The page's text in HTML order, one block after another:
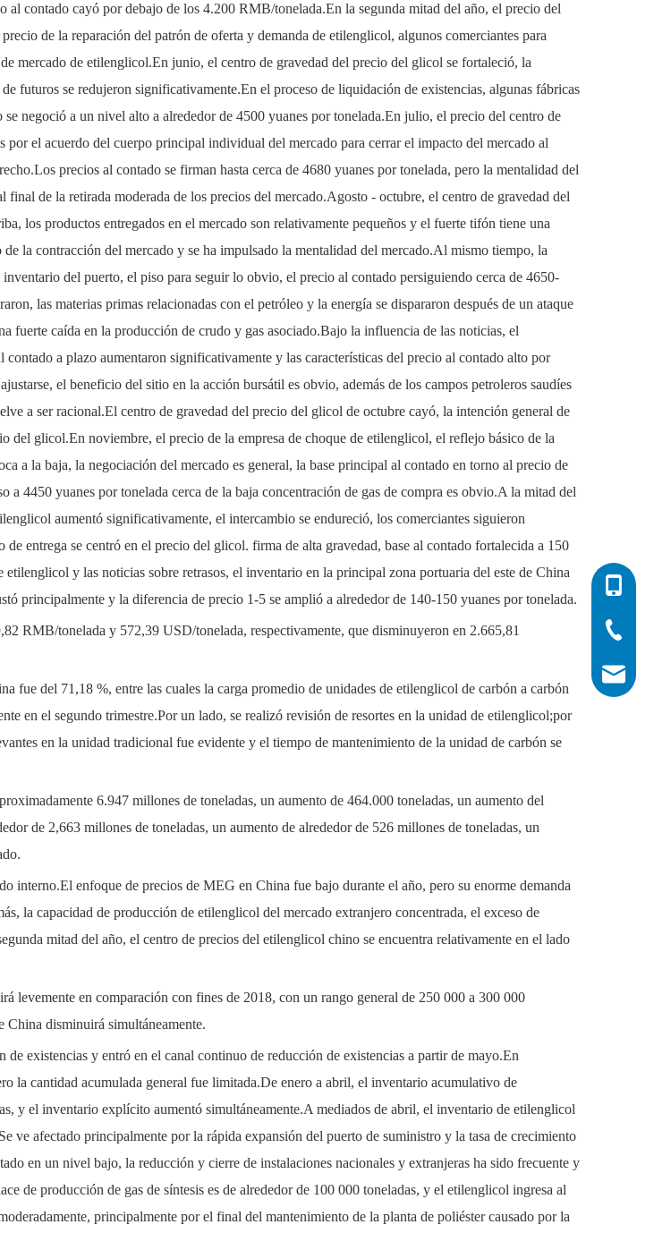
contado cayó por debajo de los 4.200 RMB/tonelada.En la segunda mitad del año, el precio del
de la reparación del patrón de oferta y demanda de etilenglicol, algunos comerciantes para
mercado de etilenglicol.En junio, el centro de gravedad del precio del glicol se fortaleció, la
futuros se redujeron significativamente.En el proceso de liquidación de existencias, algunas fábricas
negoció a un nivel alto a alrededor de 4500 yuanes por tonelada.En julio, el precio del centro de
el acuerdo del cuerpo principal individual del mercado para cerrar el impacto del mercado al
precios al contado se firman hasta cerca de 4680 yuanes por tonelada, pero la mentalidad del
de la retirada moderada de los precios del mercado.Agosto - octubre, el centro de gravedad del
los productos entregados en el mercado son relativamente pequeños y el fuerte tifón tiene una
la contracción del mercado y se ha impulsado la mentalidad del mercado.Al mismo tiempo, la
del puerto, el piso para seguir lo obvio, el precio al contado persiguiendo cerca de 4650-
las materias primas relacionadas con el petróleo y la energía se dispararon después de un ataque
caída en la producción de crudo y gas asociado.Bajo la influencia de las noticias, el
a plazo aumentaron significativamente y las características del precio al contado alto por
el beneficio del sitio en la acción bursátil es obvio, además de los campos petroleros saudíes
a ser racional.El centro de gravedad del precio del glicol de octubre cayó, la intención general de
del glicol.En noviembre, el precio de la empresa de choque de etilenglicol, el reflejo básico de la
a la baja, la negociación del mercado es general, la base principal al contado en torno al precio de
4450 yuanes por tonelada cerca de la baja concentración de gas de compra es obvio.A la mitad del
aumentó significativamente, el intercambio se endureció, los comerciantes siguieron
entrega se centró en el precio del glicol. firma de alta gravedad, base al contado fortalecida a 150
y las noticias sobre retrasos, el inventario en la principal zona portuaria del este de China
principalmente y la diferencia de precio 1-5 se amplió a alrededor de 140-150 yuanes por tonelada.
RMB/tonelada y 572,39 USD/tonelada, respectivamente, que disminuyeron en 2.665,81
fue del 71,18 %, entre las cuales la carga promedio de unidades de etilenglicol de carbón a carbón
en el segundo trimestre.Por un lado, se realizó revisión de resortes en la unidad de etilenglicol;por
en la unidad tradicional fue evidente y el tiempo de mantenimiento de la unidad de carbón se
6.947 millones de toneladas, un aumento de 464.000 toneladas, un aumento del
de 2,663 millones de toneladas, un aumento de alrededor de 526 millones de toneladas, un
interno.El enfoque de precios de MEG en China fue bajo durante el año, pero su enorme demanda
la capacidad de producción de etilenglicol del mercado extranjero concentrada, el exceso de
mitad del año, el centro de precios del etilenglicol chino se encuentra relativamente en el lado
levemente en comparación con fines de 2018, con un rango general de 250 000 a 300 000
China disminuirá simultáneamente.
existencias y entró en el canal continuo de reducción de existencias a partir de mayo.En
la cantidad acumulada general fue limitada.De enero a abril, el inventario acumulativo de
y el inventario explícito aumentó simultáneamente.A mediados de abril, el inventario de etilenglicol
ve afectado principalmente por la rápida expansión del puerto de suministro y la tasa de crecimiento
en un nivel bajo, la reducción y cierre de instalaciones nacionales y extranjeras ha sido frecuente y
de producción de gas de síntesis es de alrededor de 100 000 toneladas, y el etilenglicol ingresa al
principalmente por el final del mantenimiento de la planta de poliéster causado por la
0086-
0086-
0086-